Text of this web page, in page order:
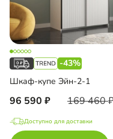
-43%
Шкаф-купе Эйн-2-1
96 590 169 460
Доступно для доставки